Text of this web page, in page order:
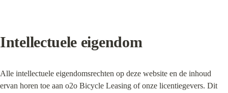
Intellectuele eigendom
Alle intellectuele eigendomsrechten op deze website en de inhoud
ervan horen toe aan o2o Bicycle Leasing of onze licentiegevers. Dit